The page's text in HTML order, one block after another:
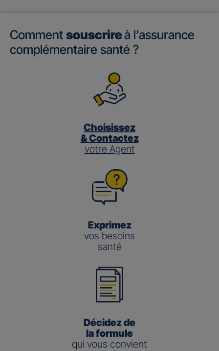
Comment souscrireà l’assurance
complémentaire santé ?
Choisissez
& Contactez
votre Agent
Exprimez
vos besoins
santé
Décidez de
la formule
qui vous convient